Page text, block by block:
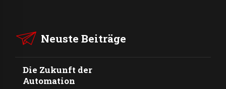
Neuste Beiträge
Die Zukunft der
Automation